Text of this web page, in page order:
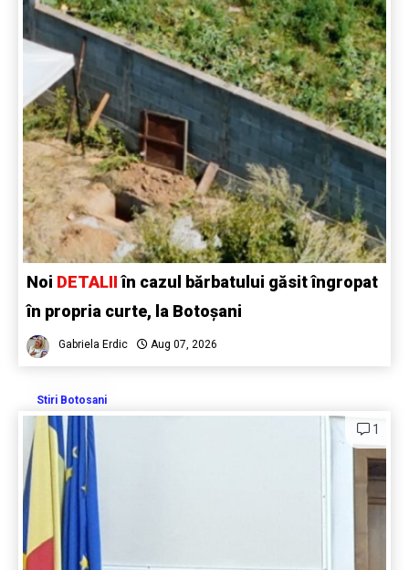
Noi DETALIIîn cazul bărbatului găsit îngropat
în propria curte, la Botoșani
Gabriela Erdic Aug 07, 2026
Stiri Botosani
1